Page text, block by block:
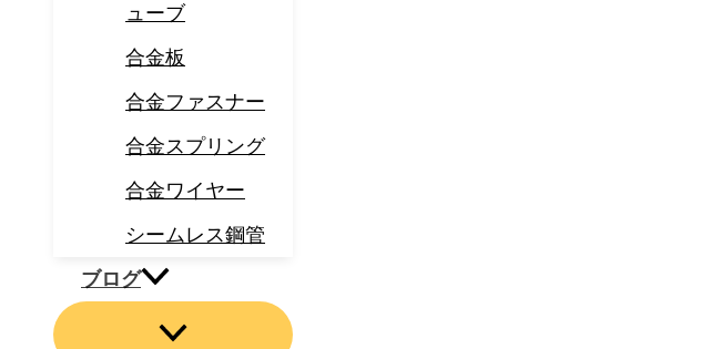
ューブ
合金板
合金ファスナー
合金スプリング
合金ワイヤー
シームレス鋼管
ブログ